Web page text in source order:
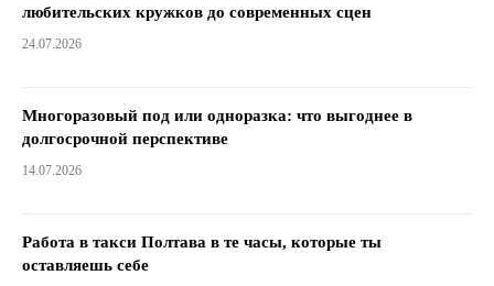
любительских кружков до современных сцен
24.07.2026
Многоразовый под или одноразка: что выгоднее в
долгосрочной перспективе
14.07.2026
Работа в такси Полтава в те часы, которые ты
оставляешь себе